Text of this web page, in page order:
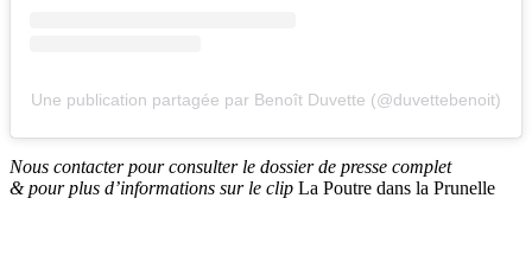
Une publication partagée par Benoît Duvette (@duvettebenoit)
Nous contacterpour consulter le dossier de presse complet
& pour plus d’informations sur le clip La Poutre dans la Prunelle